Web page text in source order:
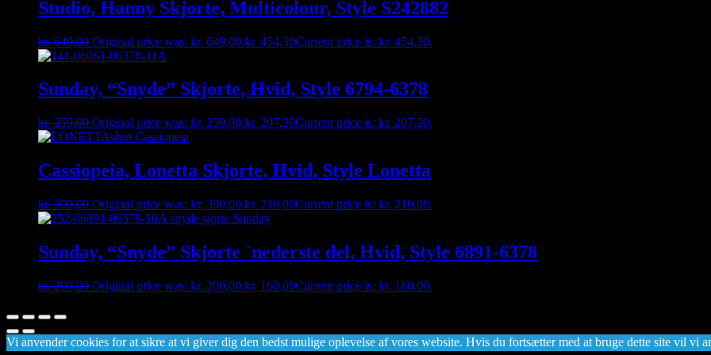
Studio, Hanny Skjorte, Multicolour, Style S242882
kr.649,00 Original price was: kr. 649,00.kr. 454,30Current price is: kr. 454,30.
Sunday, “Snyde” Skjorte, Hvid, Style 6794-6378
kr.259,00 Original price was: kr. 259,00.kr. 207,20Current price is: kr. 207,20.
Cassiopeia, Lonetta Skjorte, Hvid, Style Lonetta
kr.300,00 Original price was: kr. 300,00.kr. 210,00Current price is: kr. 210,00.
Sunday, “Snyde” Skjorte ´nederste del, Hvid, Style 6891-6378
kr.200,00 Original price was: kr. 200,00.kr. 160,00Current price is: kr. 160,00.
Vi anvender cookies for at sikre at vi giver dig den bedst mulige oplevelse af vores website. Hvis du fortsætter med at bruge dette site vil vi